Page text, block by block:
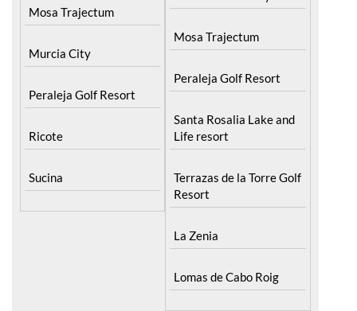
Murcia City
Peraleja Golf Resort
Ricote
Sucina
Mosa Trajectum
Peraleja Golf Resort
Santa Rosalia Lake and
Terrazas de la Torre Golf
La Zenia
Lomas de Cabo Roig